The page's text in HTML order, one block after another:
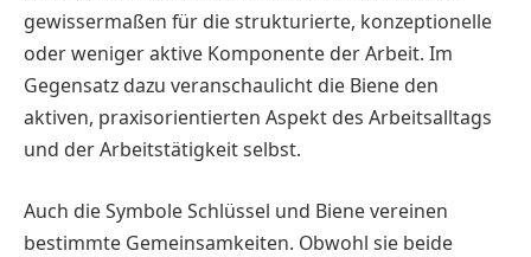
gewissermaßen für die strukturierte, konzeptionelle
oder weniger aktive Komponente der Arbeit. Im
Gegensatz dazu veranschaulicht die Biene den
aktiven, praxisorientierten Aspekt des Arbeitsalltags
und der Arbeitstätigkeit selbst.
Auch die Symbole Schlüssel und Biene vereinen
bestimmte Gemeinsamkeiten. Obwohl sie beide